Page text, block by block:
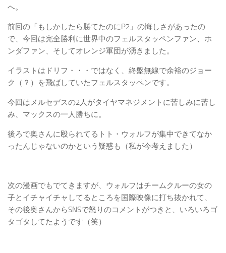
へ。
前回の「もしかしたら勝てたのにP2」の悔しさがあったの
で、今回は完全勝利に世界中のフェルスタッペンファン、ホ
ンダファン、そしてオレンジ軍団が湧きました。
イラストはドリフ・・・ではなく、終盤無線で余裕のジョー
ク（？）を飛ばしていたフェルスタッペンです。
今回はメルセデスの2人がタイヤマネジメントに苦しみに苦し
み、マックスの一人勝ちに。
後ろで奥さんに殴られてるトト・ウォルフが集中できてなか
ったんじゃないのかという疑惑も（私が今考えました）
次の漫画でもでてきますが、ウォルフはチームクルーの女の
子とイチャイチャしてるところを国際映像に打ち抜かれて、
その後奥さんからSNSで怒りのコメントがつきと、いろいろゴ
タゴタしてたようです（笑）